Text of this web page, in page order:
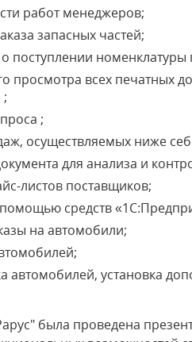
работ менеджеров;
запасных частей;
номенклатуры
просмотра всех печатных
;
осуществляемых ниже
для анализа и
листов поставщиков;
помощью средств
на автомобили;
автомобилей, установка
была проведена